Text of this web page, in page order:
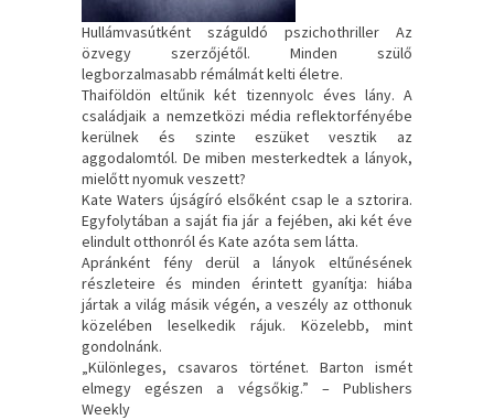
Hullámvasútként száguldó pszichothriller Az
özvegy szerzőjétől. Minden szülő
legborzalmasabb rémálmát kelti életre.
Thaiföldön eltűnik két tizennyolc éves lány. A
családjaik a nemzetközi média reflektorfényébe
kerülnek és szinte eszüket vesztik az
aggodalomtól. De miben mesterkedtek a lányok,
mielőtt nyomuk veszett?
Kate Waters újságíró elsőként csap le a sztorira.
Egyfolytában a saját fia jár a fejében, aki két éve
elindult otthonról és Kate azóta sem látta.
Apránként fény derül a lányok eltűnésének
részleteire és minden érintett gyanítja: hiába
jártak a világ másik végén, a veszély az otthonuk
közelében leselkedik rájuk. Közelebb, mint
gondolnánk.
„Különleges, csavaros történet. Barton ismét
elmegy egészen a végsőkig.” – Publishers
Weekly